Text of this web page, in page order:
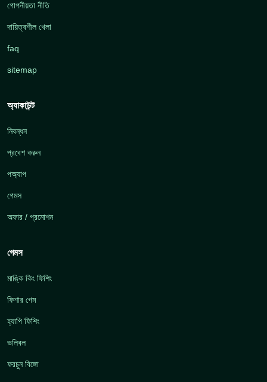
গোপনীয়তা নীতি
দায়িত্বশীল খেলা
faq
sitemap
অ্যাকাউন্ট
নিবন্ধন
প্রবেশ করুন
পঅ্যাপ
গেমস
অফার / প্রমোশন
গেমস
মাঙ্কি কিং ফিশিং
ফিশার গেম
হ্যাপি ফিশিং
ভলিবল
ফরচুন বিঙ্গো